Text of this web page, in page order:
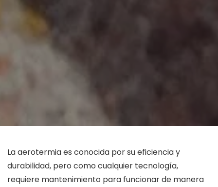
La aerotermia es conocida por su eficiencia y
durabilidad, pero como cualquier tecnología,
requiere mantenimiento para funcionar de manera